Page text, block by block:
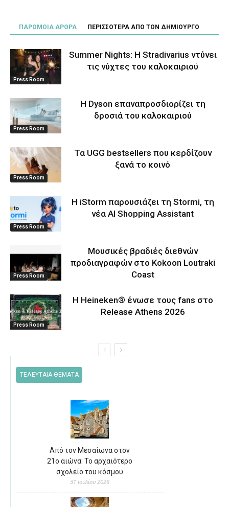
ΠΑΡΟΜΟΙΑ ΑΡΘΡΑ ΠΕΡΙΣΣΟΤΕΡΑ ΑΠΟ ΤΟΝ ΔΗΜΙΟΥΡΓΟ
Press Room
Summer Nights: Η Stradivarius ντύνει
τις νύχτες του καλοκαιριού
Press Room
Η Dyson επαναπροσδιορίζει τη
δροσιά του καλοκαιριού
Press Room
Τα UGG bestsellers που κερδίζουν
ξανά το κοινό
Press Room
Η iStorm παρουσιάζει τη Stormi, τη
νέα AI Shopping Assistant
Press Room
Μουσικές βραδιές διεθνών
προδιαγραφών στο Kokoon Loutraki
Coast
Press Room
Η Heineken® ένωσε τους fans στο
Release Athens 2026
ΤΕΛΕΥΤΑΙΑ ΘΕΜΑΤΑ
Από τον Μεσαίωνα στον
21ο αιώνα: Το αρχαιότερο
σχολείο του κόσμου
31 Ιουλίου 2026